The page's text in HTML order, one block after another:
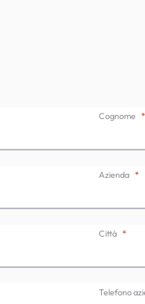
Cognome
Azienda
Città
Telefono